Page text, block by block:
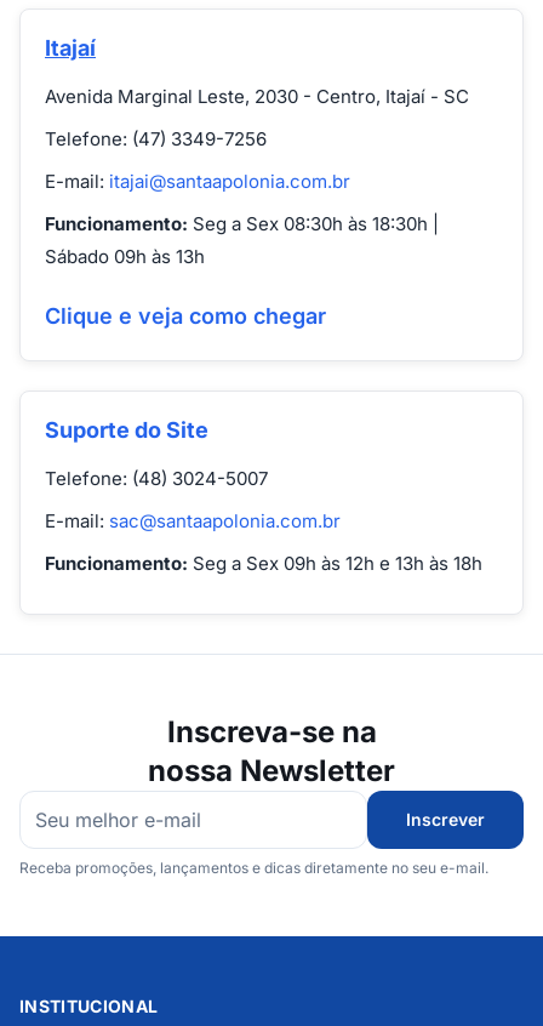
Itajaí
Avenida Marginal Leste, 2030 - Centro, Itajaí - SC
Telefone: (47) 3349-7256
E-mail: itajai@santaapolonia.com.br
Funcionamento: Seg a Sex 08:30h às 18:30h |
Sábado 09h às 13h
Clique e veja como chegar
Suporte do Site
Telefone: (48) 3024-5007
E-mail: sac@santaapolonia.com.br
Funcionamento: Seg a Sex 09h às 12h e 13h às 18h
Inscreva-se na
nossa Newsletter
Inscrever
Receba promoções, lançamentos e dicas diretamente no seu e-mail.
INSTITUCIONAL